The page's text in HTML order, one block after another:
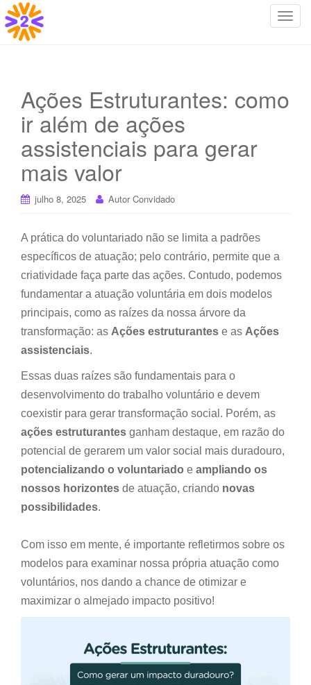
T
e
Ações Estruturantes: como
ir além de ações
assistenciais para gerar
mais valor
julho 8, 2025 Autor Convidado
A prática do voluntariado não se limita a padrões
específicos de atuação; pelo contrário, permite que a
criatividade faça parte das ações. Contudo, podemos
fundamentar a atuação voluntária em dois modelos
principais, como as raízes da nossa árvore da
transformação: as Ações estruturantes e as Ações
assistenciais.
Essas duas raízes são fundamentais para o
desenvolvimento do trabalho voluntário e devem
coexistir para gerar transformação social. Porém, as
ações estruturantes ganham destaque, em razão do
potencial de gerarem um valor social mais duradouro,
potencializando o voluntariado e ampliando os
nossos horizontes de atuação, criando novas
possibilidades.
Com isso em mente, é importante refletirmos sobre os
modelos para examinar nossa própria atuação como
voluntários, nos dando a chance de otimizar e
maximizar o almejado impacto positivo!